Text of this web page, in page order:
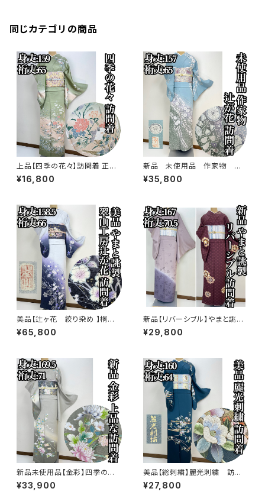
同じカテゴリの商品
上品【四季の花々】訪問着 正絹
袷 s779
¥16,800
新品 未使用品 作家物 絞り
染め【辻ヶ花 】訪問着 正絹 袷 s
778
¥35,800
美品【辻ヶ花 絞り染め 】桐谷
翠山工房 訪問着 正絹 袷 s77
3
¥65,800
新品【リバーシブル】やまと誂
製 正絹 袷 訪問着s771
¥29,800
新品未使用品【金彩】四季の
花々 訪問着 正絹 袷 ガード加
工済s763
¥33,900
美品【総刺繍】麗光刺繍 訪問
着 正絹 袷 s761
¥27,800